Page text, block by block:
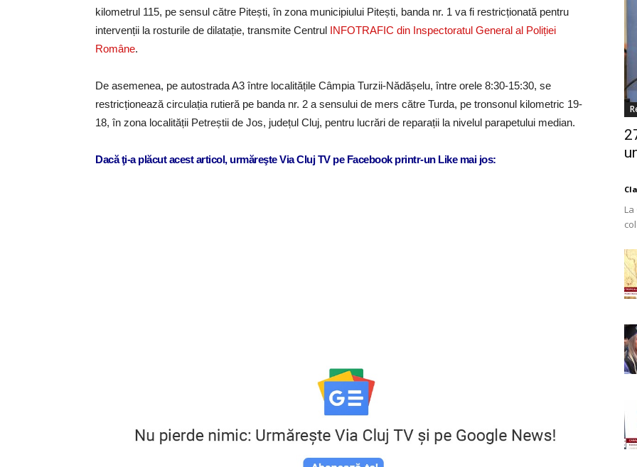
kilometrul 115, pe sensul către Pitești, în zona municipiului Pitești, banda nr. 1 va fi restricționată pentru
intervenții la rosturile de dilatație, transmite Centrul INFOTRAFIC din Inspectoratul General al Poliției
Române.
De asemenea, pe autostrada A3 între localitățile Câmpia Turzii-Nădășelu, între orele 8:30-15:30, se
restricționează circulația rutieră pe banda nr. 2 a sensului de mers către Turda, pe tronsonul kilometric 19-
18, în zona localității Petreștii de Jos, județul Cluj, pentru lucrări de reparații la nivelul parapetului median.
Dacă ţi-a plăcut acest articol, urmăreşte Via Cluj TV pe Facebook printr-un Like mai jos: